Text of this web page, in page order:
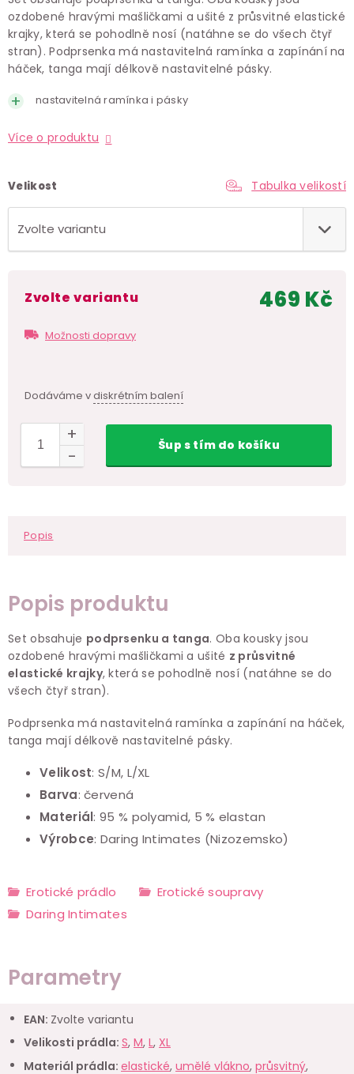
ozdobené hravými mašličkami a ušité z průsvitné elastické
krajky, která se pohodlně nosí (natáhne se do všech čtyř
stran). Podprsenka má nastavitelná ramínka a zapínání na
háček, tanga mají délkově nastavitelné pásky.
nastavitelná ramínka i pásky
Více o produktu
Velikost Tabulka velikostí
Zvolte variantu
Možnosti dopravy
Dodáváme vdiskrétním balení
469 Kč
Šups tímdo košíku
Popis
Popis produktu
Set obsahuje podprsenku a tanga. Oba kousky jsou
ozdobené hravými mašličkami a ušité z průsvitné
elastické krajky, která se pohodlně nosí (natáhne se do
všech čtyř stran).
Podprsenka má nastavitelná ramínka a zapínání na háček,
tanga mají délkově nastavitelné pásky.
Velikost: S/M, L/XL
Barva: červená
Materiál: 95 % polyamid, 5 % elastan
Výrobce: Daring Intimates (Nizozemsko)
Erotické prádlo
Erotické soupravy
Daring Intimates
Parametry
EAN: Zvolte variantu
Velikosti prádla: S, M, L, XL
Materiál prádla: elastické, umělé vlákno, průsvitný,